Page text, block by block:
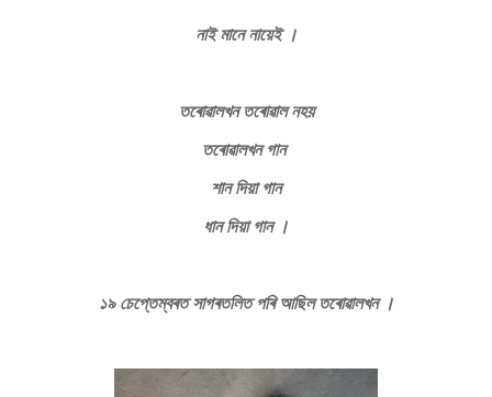
নাই মানে নায়েই ।
তৰোৱালখন তৰোৱাল নহয়
তৰোৱালখন গান
শান দিয়া গান
ধান দিয়া গান ।
১৯ চেপ্তেম্বৰত সাগৰতলিত পৰি আছিল তৰোৱালখন ।